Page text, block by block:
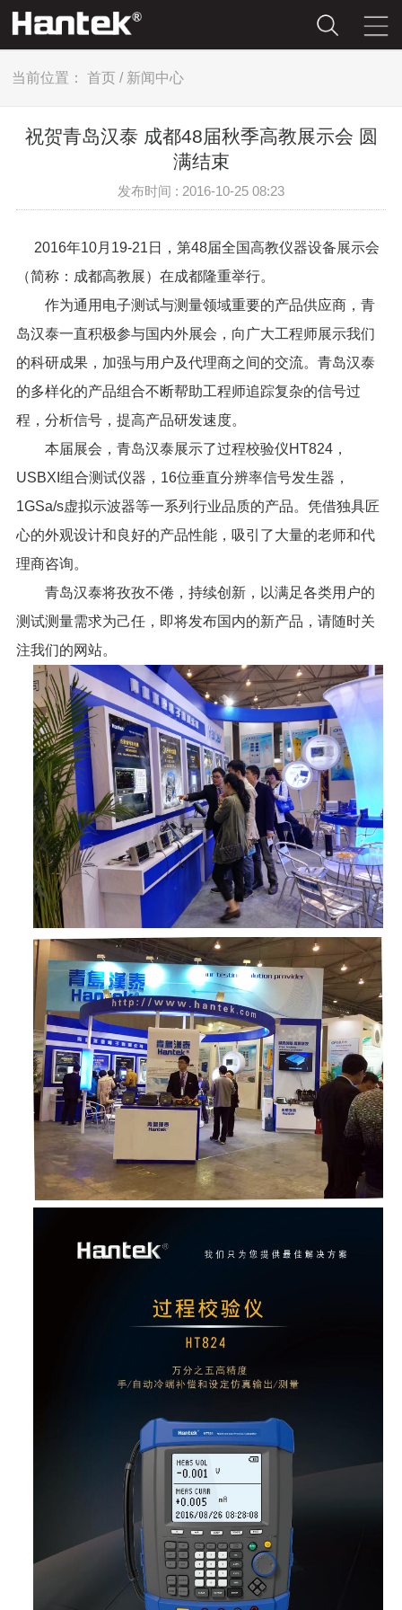
当前位置： 首页 / 新闻中心
祝贺青岛汉泰 成都48届秋季高教展示会 圆
满结束
发布时间 : 2016-10-25 08:23
2016年10月19-21日，第48届全国高教仪器设备展示会
（简称： 成都高教展）在成都隆重举行。
作为通用电子测试与测量领域重要的产品供应商，青
岛汉泰一直积极参与国内外展会，向广大工程师展示我们
的科研成果，加强与用户及代理商之间的交流。青岛汉泰
的多样化的产品组合不断帮助工程师追踪复杂的信号过
程，分析信号，提高产品研发速度。
本届展会，青岛汉泰展示了过程校验仪HT824，
USBXI组合测试仪器，16位垂直分辨率信号发生器，
1GSa/s虚拟示波器等一系列行业品质的产品。凭借独具匠
心的外观设计和良好的产品性能，吸引了大量的老师和代
理商咨询。
青岛汉泰将孜孜不倦，持续创新，以满足各类用户的
测试测量需求为己任，即将发布国内的新产品，请随时关
注我们的网站。